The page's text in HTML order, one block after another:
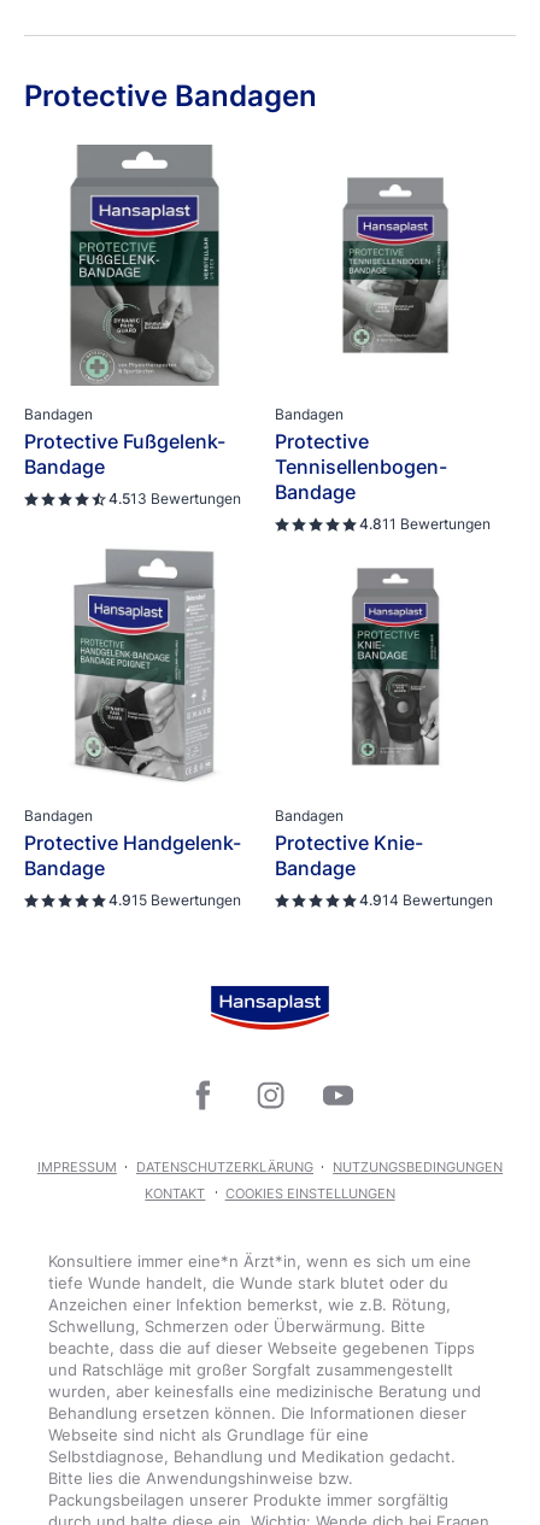
Protective Bandagen
Bandagen
Protective Fußgelenk-
Bandage
4.513 Bewertungen
Bandagen
Protective
Tennisellenbogen-
Bandage
4.811 Bewertungen
Bandagen
Protective Handgelenk-
Bandage
4.915 Bewertungen
Bandagen
Protective Knie-
Bandage
4.914 Bewertungen
IMPRESSUM DATENSCHUTZERKLÄRUNG
NUTZUNGSBEDINGUNGEN
KONTAKT
COOKIES EINSTELLUNGEN
Konsultiere immer eine*n Ärzt*in, wenn es sich um eine
tiefe Wunde handelt, die Wunde stark blutet oder du
Anzeichen einer Infektion bemerkst, wie z.B. Rötung,
Schwellung, Schmerzen oder Überwärmung. Bitte
beachte, dass die auf dieser Webseite gegebenen Tipps
und Ratschläge mit großer Sorgfalt zusammengestellt
wurden, aber keinesfalls eine medizinische Beratung und
Behandlung ersetzen können. Die Informationen dieser
Webseite sind nicht als Grundlage für eine
Selbstdiagnose, Behandlung und Medikation gedacht.
Bitte lies die Anwendungshinweise bzw.
Packungsbeilagen unserer Produkte immer sorgfältig